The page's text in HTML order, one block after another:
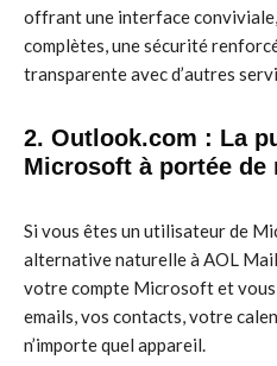
offrant une interface
complètes, une sécurité
transparente avec d’autres
2. Outlook.com : La
Microsoft à portée de
Si vous êtes un utilisateur de
alternative naturelle à AOL
votre compte Microsoft et vous
emails, vos contacts, votre
n’importe quel appareil.